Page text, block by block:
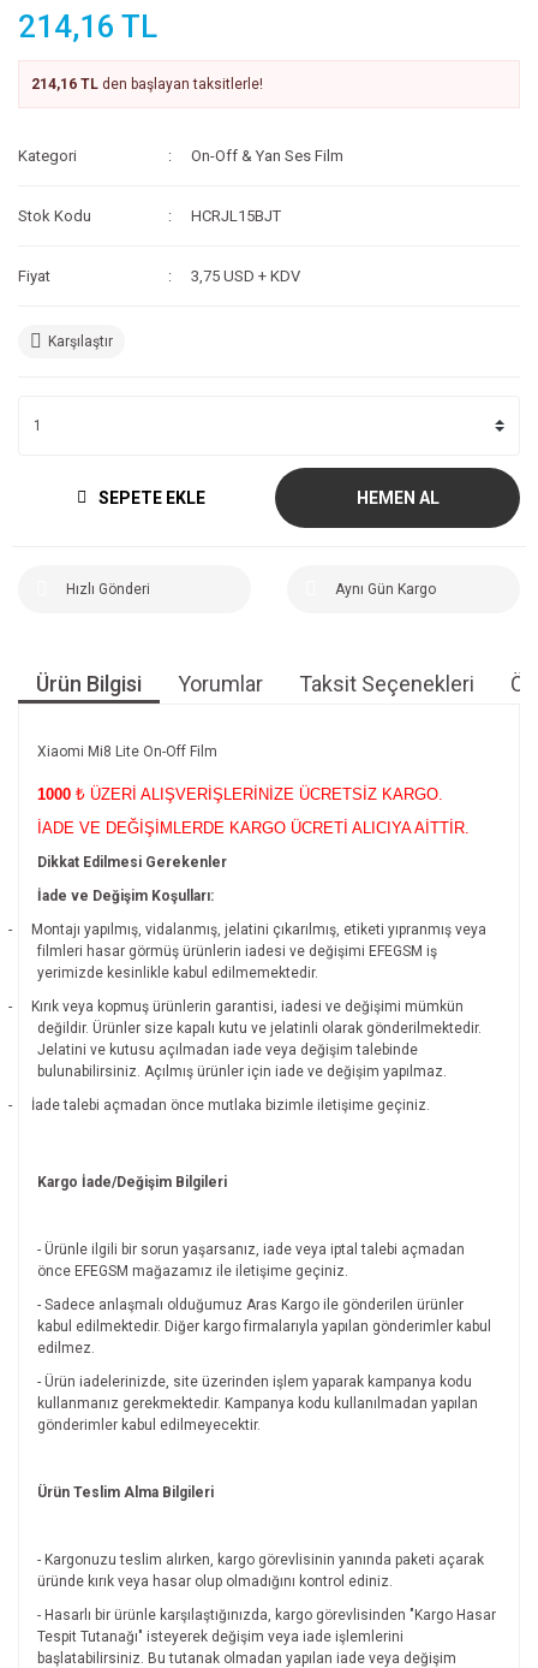
214,16 TL
214,16 TL den başlayan taksitlerle!
Kategori On-Off & Yan Ses Film
Stok Kodu HCRJL15BJT
Fiyat 3,75 USD + KDV
Karşılaştır
SEPETE EKLE HEMEN AL
Hızlı Gönderi Aynı Gün Kargo
Ürün Bilgisi Yorumlar Taksit Seçenekleri
Xiaomi Mi8 Lite On-Off Film
1000 ₺ ÜZERİ ALIŞVERİŞLERİNİZE ÜCRETSİZ KARGO.
İADE VE DEĞİŞİMLERDE KARGO ÜCRETİ ALICIYA AİTTİR.
Dikkat Edilmesi Gerekenler
İade ve Değişim Koşulları:
-
Montajı yapılmış, vidalanmış, jelatini çıkarılmış, etiketi yıpranmış veya
filmleri hasar görmüş ürünlerin iadesi ve değişimi EFEGSM iş
yerimizde kesinlikle kabul edilmemektedir.
-
Kırık veya kopmuş ürünlerin garantisi, iadesi ve değişimi mümkün
değildir. Ürünler size kapalı kutu ve jelatinli olarak gönderilmektedir.
Jelatini ve kutusu açılmadan iade veya değişim talebinde
bulunabilirsiniz. Açılmış ürünler için iade ve değişim yapılmaz.
-
İade talebi açmadan önce mutlaka bizimle iletişime geçiniz.
Kargo İade/Değişim Bilgileri
- Ürünle ilgili bir sorun yaşarsanız, iade veya iptal talebi açmadan
önce EFEGSM mağazamız ile iletişime geçiniz.
- Sadece anlaşmalı olduğumuz Aras Kargo ile gönderilen ürünler
kabul edilmektedir. Diğer kargo firmalarıyla yapılan gönderimler kabul
edilmez.
- Ürün iadelerinizde, site üzerinden işlem yaparak kampanya kodu
kullanmanız gerekmektedir. Kampanya kodu kullanılmadan yapılan
gönderimler kabul edilmeyecektir.
Ürün Teslim Alma Bilgileri
- Kargonuzu teslim alırken, kargo görevlisinin yanında paketi açarak
üründe kırık veya hasar olup olmadığını kontrol ediniz.
- Hasarlı bir ürünle karşılaştığınızda, kargo görevlisinden "Kargo Hasar
Tespit Tutanağı" isteyerek değişim veya iade işlemlerini
başlatabilirsiniz. Bu tutanak olmadan yapılan iade veya değişim